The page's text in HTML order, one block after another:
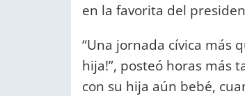
en la favorita del
“Una jornada cívica más
hija!”, posteó horas más
con su hija aún bebé,